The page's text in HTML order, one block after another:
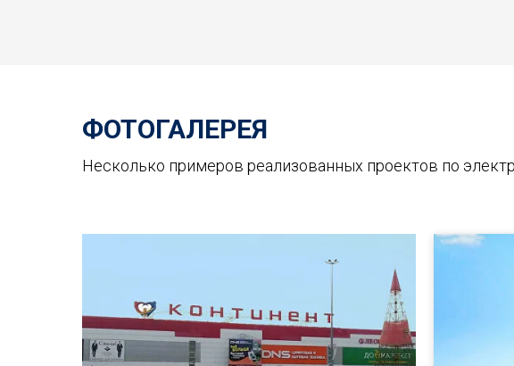
ФОТОГАЛЕРЕЯ
Несколько примеров реализованных проектов по